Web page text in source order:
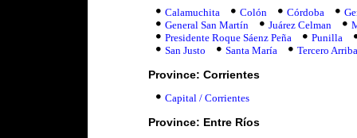
Calamuchita Colón Córdoba
General San Martín
Juárez Celman
Presidente Roque Sáenz Peña
Punilla
San Justo
Santa María Tercero
Province: Corrientes
Capital / Corrientes
Province: Entre Ríos